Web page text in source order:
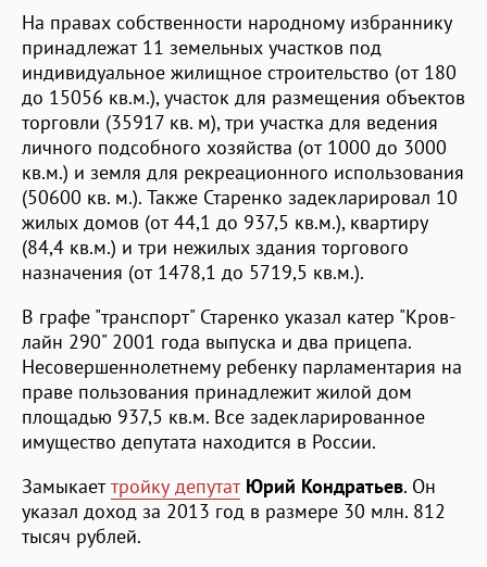
На правах собственности народному избраннику
принадлежат 11 земельных участков под
индивидуальное жилищное строительство (от 180
до 15056 кв.м.), участок для размещения объектов
торговли (35917 кв. м), три участка для ведения
личного подсобного хозяйства (от 1000 до 3000
кв.м.) и земля для рекреационного использования
(50600 кв. м.). Также Старенко задекларировал 10
жилых домов (от 44,1 до 937,5 кв.м.), квартиру
(84,4 кв.м.) и три нежилых здания торгового
назначения (от 1478,1 до 5719,5 кв.м.).
В графе "транспорт" Старенко указал катер "Кров-
лайн 290" 2001 года выпуска и два прицепа.
Несовершеннолетнему ребенку парламентария на
праве пользования принадлежит жилой дом
площадью 937,5 кв.м. Все задекларированное
имущество депутата находится в России.
Замыкаеттройку депутат Юрий Кондратьев. Он
указал доход за 2013 год в размере 30 млн. 812
тысяч рублей.